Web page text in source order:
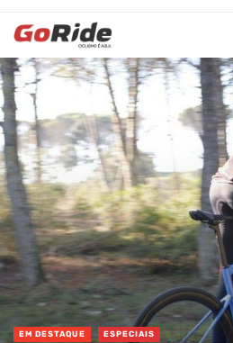
EM DESTAQUE ESPECIAIS